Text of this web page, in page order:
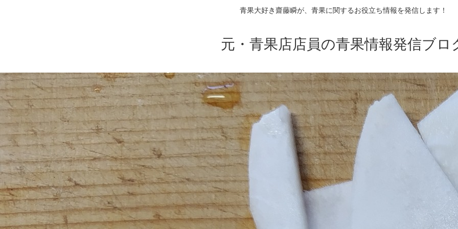
青果大好き齋藤瞬が、青果に関するお役立ち情報を発信します！
元・青果店店員の青果情報発信ブロ